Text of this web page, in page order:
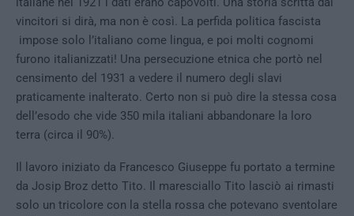
vincitori si dirà, ma non è così. La perfida politica fascista
impose solo l’italiano come lingua, e poi molti cognomi
furono italianizzati! Una persecuzione etnica che portò nel
censimento del 1931 a vedere il numero degli slavi
praticamente inalterato. Certo non si può dire la stessa cosa
dell’esodo che vide 350 mila italiani abbandonare la loro
terra (circa il 90%).
Il lavoro iniziato da Francesco Giuseppe fu portato a termine
da Josip Broz detto Tito. Il maresciallo Tito lasciò ai rimasti
solo un tricolore con la stella rossa che potevano sventolare